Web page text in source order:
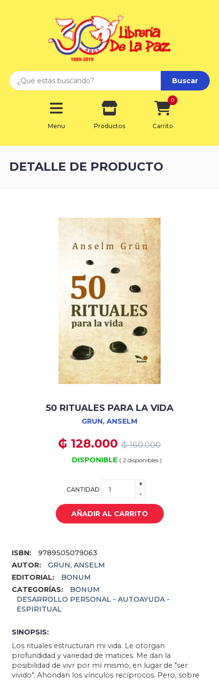
Buscar
Menu Productos Carrito
0
DETALLE DE PRODUCTO
50 RITUALES PARA LA VIDA
GRUN, ANSELM
₲ 128.000 ₲ 160.000
DISPONIBLE ( 2 disponibles )
CANTIDAD
+
-
AÑADIR AL CARRITO
ISBN:
9789505079063
AUTOR:
GRUN, ANSELM
EDITORIAL:
BONUM
CATEGORÍAS:
BONUM
DESARROLLO PERSONAL - AUTOAYUDA -
ESPIRITUAL
SINOPSIS:
Los rituales estructuran mi vida. Le otorgan
profundidad y variedad de matices. Me dan la
posibilidad de vivr por mí mismo, en lugar de "ser
vivido". Ahondan los vínculos recíprocos. Pero, sobre